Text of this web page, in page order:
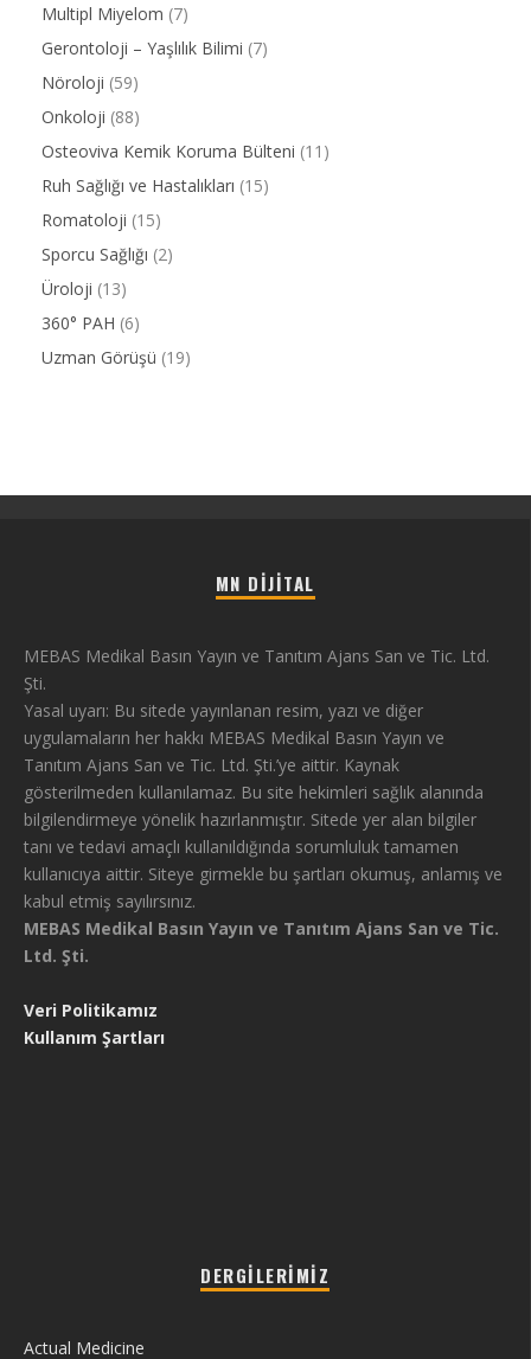
Multipl Miyelom (7)
Gerontoloji – Yaşlılık Bilimi (7)
Nöroloji (59)
Onkoloji (88)
Osteoviva Kemik Koruma Bülteni (11)
Ruh Sağlığı ve Hastalıkları (15)
Romatoloji (15)
Sporcu Sağlığı (2)
Üroloji (13)
360° PAH (6)
Uzman Görüşü (19)
MN DIJITAL
MEBAS Medikal Basın Yayın ve Tanıtım Ajans San ve Tic. Ltd.
Şti.
Yasal uyarı: Bu sitede yayınlanan resim, yazı ve diğer
uygulamaların her hakkı MEBAS Medikal Basın Yayın ve
Tanıtım Ajans San ve Tic. Ltd. Şti.’ye aittir. Kaynak
gösterilmeden kullanılamaz. Bu site hekimleri sağlık alanında
bilgilendirmeye yönelik hazırlanmıştır. Sitede yer alan bilgiler
tanı ve tedavi amaçlı kullanıldığında sorumluluk tamamen
kullanıcıya aittir. Siteye girmekle bu şartları okumuş, anlamış ve
kabul etmiş sayılırsınız.
MEBAS Medikal Basın Yayın ve Tanıtım Ajans San ve Tic.
Ltd. Şti.
Veri Politikamız
Kullanım Şartları
DERGILERIMIZ
Actual Medicine